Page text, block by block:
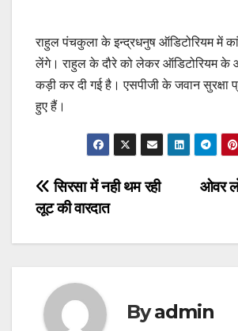
राहुल पंचकुला के इन्द्रधनुष ऑडिटोरियम में
लेंगे। राहुल के दौरे को लेकर ऑडिटोरियम के
कड़ी कर दी गई है। एसपीजी के जवान सुरक्षा
हुए हैं।
Post
navigation
ओवर
सिरसा में नही थम रही
लूट की वारदात
Byadmin